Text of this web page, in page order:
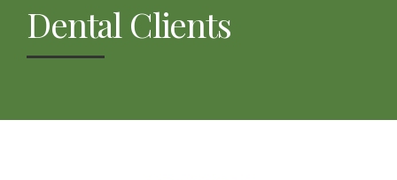
Dental Clients